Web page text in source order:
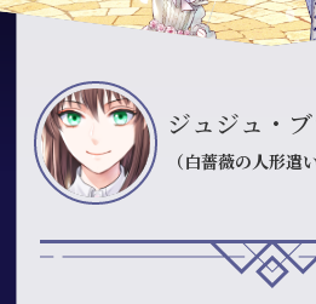
ジュジュ・
（白薔薇の人